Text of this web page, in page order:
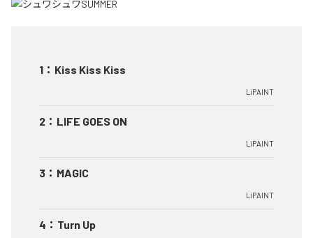
1 ： Kiss Kiss Kiss
LiPAINT
2 ： LIFE GOES ON
LiPAINT
3 ： MAGIC
LiPAINT
4 ： Turn Up